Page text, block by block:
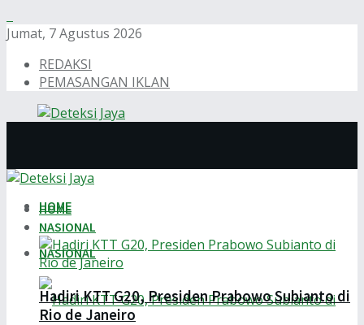
Jumat, 7 Agustus 2026
REDAKSI
PEMASANGAN IKLAN
HOME
NASIONAL
HOME
NASIONAL
Hadiri KTT G20, Presiden Prabowo Subianto di
Rio de Janeiro